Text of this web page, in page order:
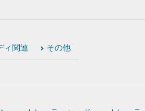
ィ関連 その他